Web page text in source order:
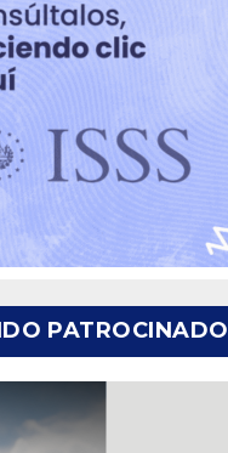
PATROCINADO